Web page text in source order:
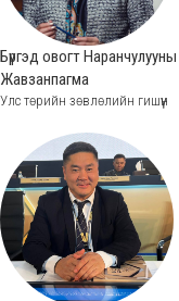
Бүргэд овогт Наранчулууны
Жавзанпагма
Улс төрийн зөвлөлийн гишүүн